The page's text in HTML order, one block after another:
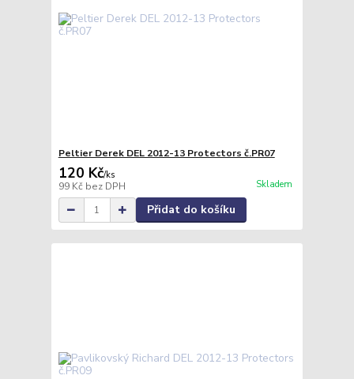
Peltier Derek DEL 2012-13 Protectors č.PR07
120 Kč/ks
99 Kč bez DPH Skladem
Přidat do košíku